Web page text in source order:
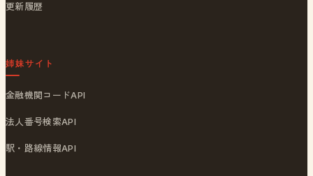
更新履歴
姉妹サイト
金融機関コードAPI
法人番号検索API
駅・路線情報API